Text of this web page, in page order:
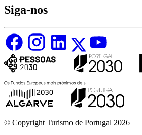
Siga-nos
© Copyright Turismo de Portugal 2026